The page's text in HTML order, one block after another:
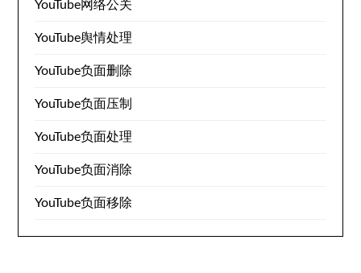
YouTube网络公关
YouTube舆情处理
YouTube负面删除
YouTube负面压制
YouTube负面处理
YouTube负面消除
YouTube负面移除